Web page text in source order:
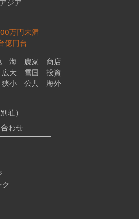
アジア
万円未満
億円台
海 農家
商店
広大 雪国
投資
狭小 公共
海外
荘）
わせ